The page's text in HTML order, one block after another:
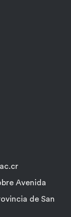
Avenida
de San